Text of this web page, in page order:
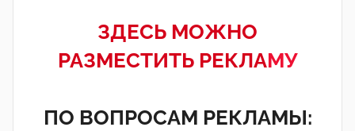
ЗДЕСЬ МОЖНО
РАЗМЕСТИТЬ РЕКЛАМУ
ПО ВОПРОСАМ РЕКЛАМЫ: